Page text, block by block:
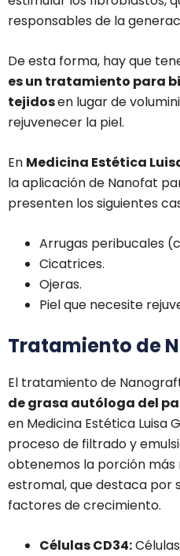
responsables de la
De esta forma, hay que
es un tratamiento para
tejidosen lugar de
rejuvenecer la piel.
En Medicina Estética
la aplicación de Nanofat
presenten los siguientes
Arrugas peribucales
Cicatrices.
Ojeras.
Piel que necesite
Tratamiento de
El tratamiento de
de grasa autóloga del
en Medicina Estética Luisa
proceso de filtrado y
obtenemos la porción más
estromal, que destaca por
factores de crecimiento.
Células CD34: